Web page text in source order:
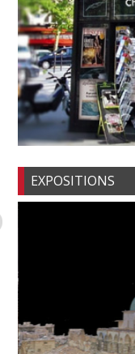
EXPOSITIONS